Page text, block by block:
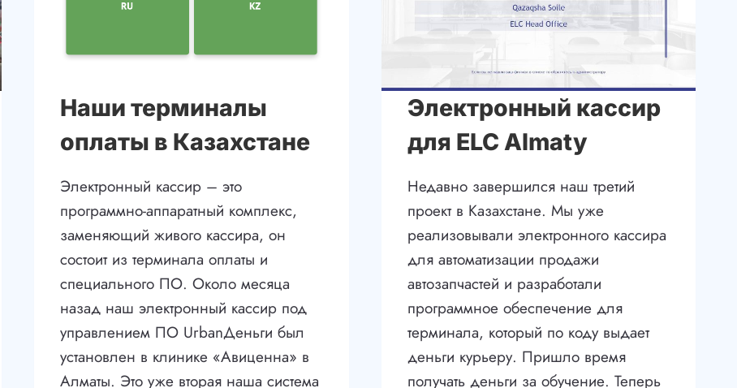
Наши терминалы
оплаты в Казахстане
Электронный кассир – это
программно-аппаратный комплекс,
заменяющий живого кассира, он
состоит из терминала оплаты и
специального ПО. Около месяца
назад наш электронный кассир под
управлением ПО UrbanДеньги был
установлен в клинике «Авиценна» в
Алматы. Это уже вторая наша система
Электронный кассир
для ELC Almaty
Недавно завершился наш третий
проект в Казахстане. Мы уже
реализовывали электронного кассира
для автоматизации продажи
автозапчастей и разработали
программное обеспечение для
терминала, который по коду выдает
деньги курьеру. Пришло время
получать деньги за обучение. Теперь